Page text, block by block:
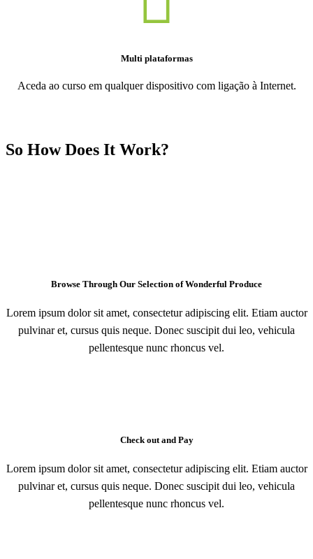
Multi plataformas
Aceda ao curso em qualquer dispositivo com ligação à Internet.
So How Does It Work?
Browse Through Our Selection of Wonderful Produce
Lorem ipsum dolor sit amet, consectetur adipiscing elit. Etiam auctor
pulvinar et, cursus quis neque. Donec suscipit dui leo, vehicula
pellentesque nunc rhoncus vel.
Check out and Pay
Lorem ipsum dolor sit amet, consectetur adipiscing elit. Etiam auctor
pulvinar et, cursus quis neque. Donec suscipit dui leo, vehicula
pellentesque nunc rhoncus vel.